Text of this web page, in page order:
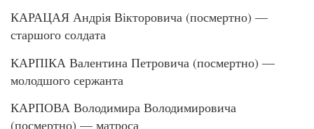
КАРАЦАЯ Андрія Вікторовича (посмертно) —
старшого солдата
КАРПІКА Валентина Петровича (посмертно) —
молодшого сержанта
КАРПОВА Володимира Володимировича
(посмертно) — матроса